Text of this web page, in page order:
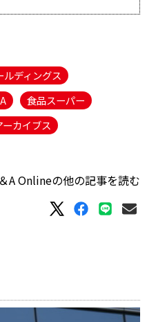
ディングス
食品スーパー
ーカイブス
A Onlineの他の記事を読む